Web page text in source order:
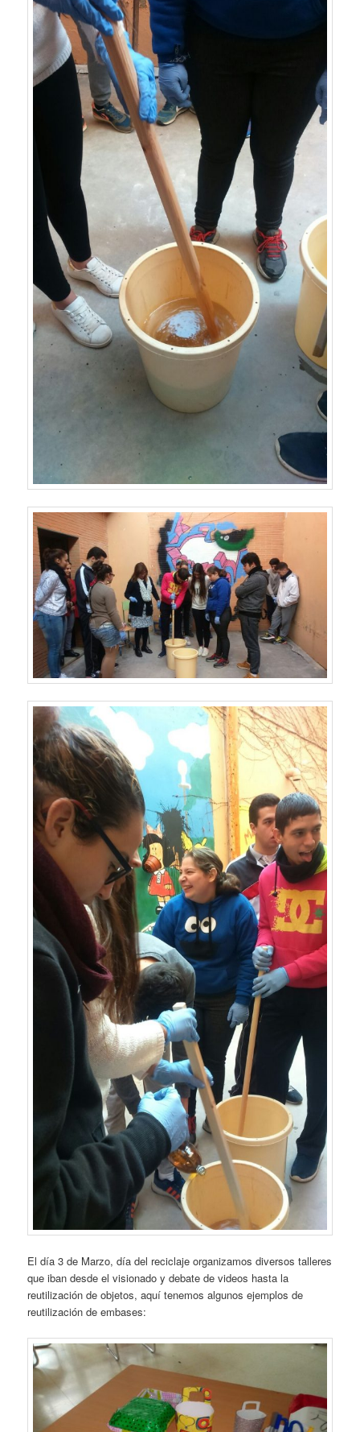
El día 3 de Marzo, día del reciclaje organizamos diversos talleres
que iban desde el visionado y debate de videos hasta la
reutilización de objetos, aquí tenemos algunos ejemplos de
reutilización de embases: